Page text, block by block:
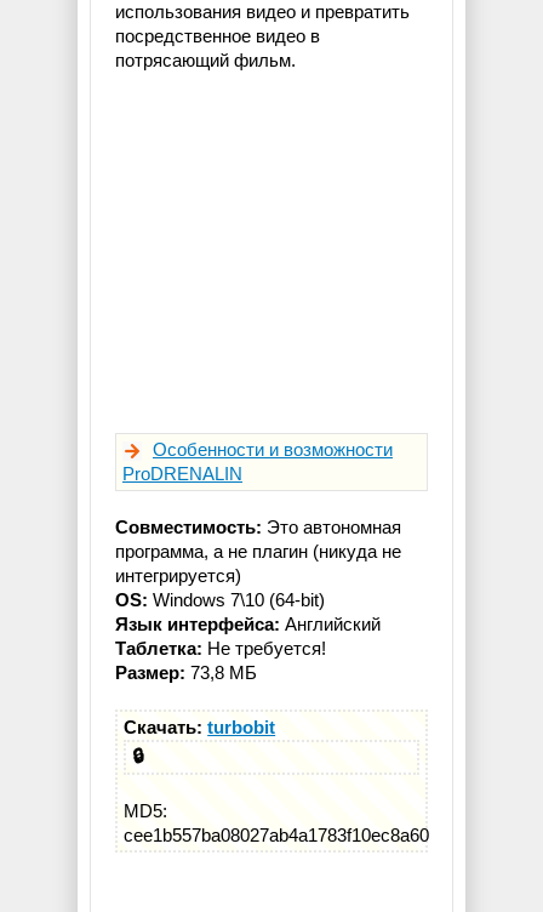
использования видео и превратить
посредственное видео в
потрясающий фильм.
Особенности и возможности
ProDRENALIN
Совместимость: Это автономная
программа, а не плагин (никуда не
интегрируется)
OS: Windows 7\10 (64-bit)
Язык интерфейса: Английский
Таблетка: Не требуется!
Размер: 73,8 МБ
Скачать:turbobit
🔒
MD5:
cee1b557ba08027ab4a1783f10ec8a60